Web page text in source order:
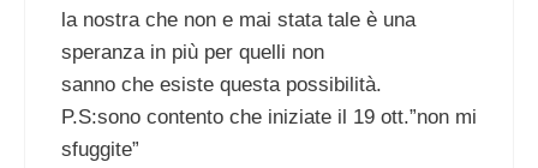
la nostra che non e mai stata tale è una
speranza in più per quelli non
sanno che esiste questa possibilità.
P.S:sono contento che iniziate il 19 ott.”non mi
sfuggite”